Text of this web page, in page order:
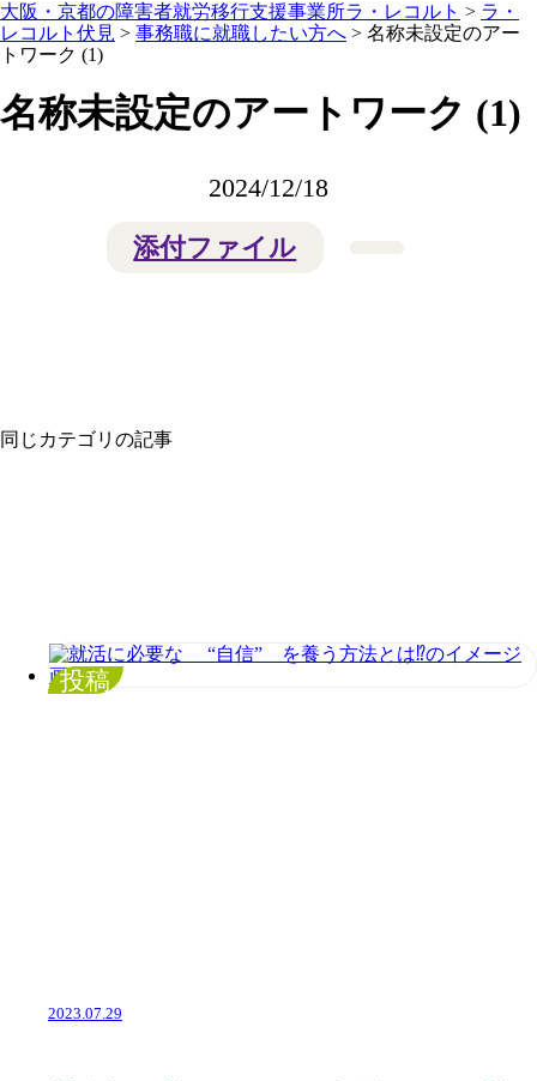
大阪・京都の障害者就労移行支援事業所ラ・レコルト > ラ・
レコルト伏見 > 事務職に就職したい方へ > 名称未設定のアー
トワーク (1)
名称未設定のアートワーク (1)
2024/12/18
添付ファイル
同じカテゴリの記事
投稿
2023.07.29